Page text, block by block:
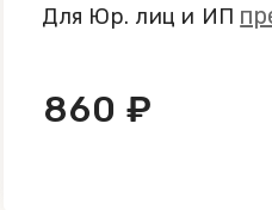
Для Юр. лиц и ИП
860 ₽